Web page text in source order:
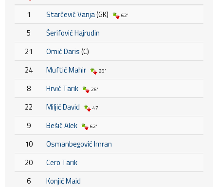
1 Starčević Vanja(GK) 62'
5
Šerifović Hajrudin
21
Omić Daris(C)
24
Muftić Mahir 26'
8 Hrvić Tarik 26'
22 Miljić David 47'
9 Bešić Alek 62'
10
Osmanbegović Imran
20
Cero Tarik
6
Konjić Maid